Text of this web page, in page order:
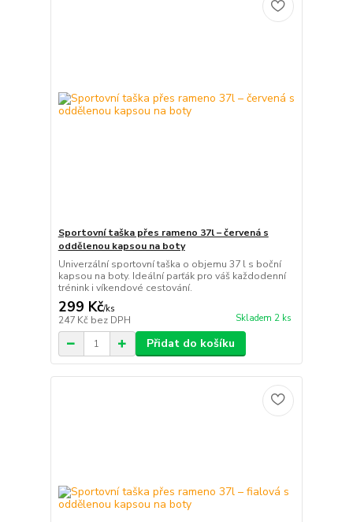
Sportovní taška přes rameno 37l – červená s
oddělenou kapsou na boty
Univerzální sportovní taška o objemu 37 l s boční
kapsou na boty. Ideální parťák pro váš každodenní
trénink i víkendové cestování.
299 Kč/ks
247 Kč bez DPH Skladem 2 ks
Přidat do košíku